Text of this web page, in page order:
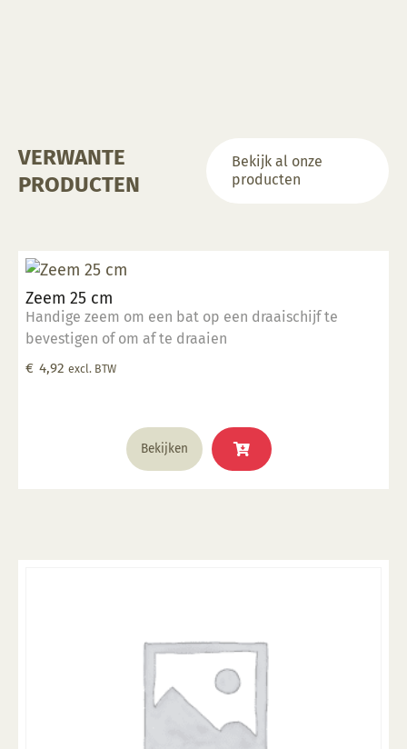
VERWANTE
PRODUCTEN
Bekijk al onze
producten
Zeem 25 cm
Handige zeem om een bat op een draaischijf te
bevestigen of om af te draaien
€ 4,92 excl. BTW
Bekijken